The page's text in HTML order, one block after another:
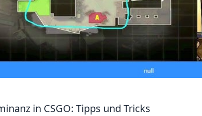
in CSGO: Tipps und Tricks